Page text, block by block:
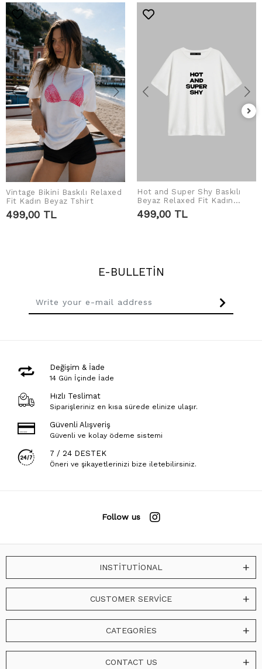
ADD TO CART
Vintage Bikini Baskılı Relaxed
Fit Kadın Beyaz Tshirt
499,00 TL
ADD TO CART
Hot and Super Shy Baskılı
Beyaz Relaxed Fit Kadın
Tshirt
499,00 TL
E-BULLETİN
Değişim & İade
14 Gün İçinde İade
Hızlı Teslimat
Siparişleriniz en kısa sürede elinize ulaşır.
Güvenli Alışveriş
Güvenli ve kolay ödeme sistemi
7 / 24 DESTEK
Öneri ve şikayetlerinizi bize iletebilirsiniz.
Follow us
INSTİTUTİONAL
CUSTOMER SERVİCE
CATEGORİES
CONTACT US